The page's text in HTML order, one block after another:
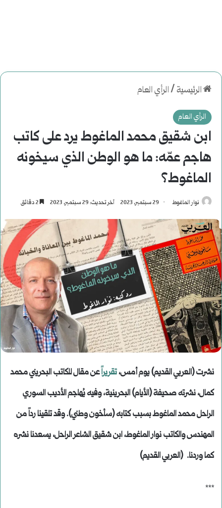
الرئيسية /الرأي العام
الرأي العام
ابن شقيق محمد الماغوط يرد على كاتب
هاجم عمّه: ما هو الوطن الذي سيخونه
الماغوط؟
نوار الماغوط 29 سبتمبر، 2023 آخر تحديث: 29 سبتمبر، 2023
نشرت (العربي القديم) يوم أمس،تقريراًعن مقال للكاتب البحريني محمد
كمال، نشرته صحيفة (الأيام) البحرينية، وفيه يُهاجم الأديب السوري
الراحل محمد الماغوط بسبب كتابه (سأخون وطني). وقد تلقينا رداً من
المهندس والكاتب نوار الماغوط، ابن شقيق الشاعر الراحل، يسعدنا نشره
كما وردنا. (العربي القديم)
***